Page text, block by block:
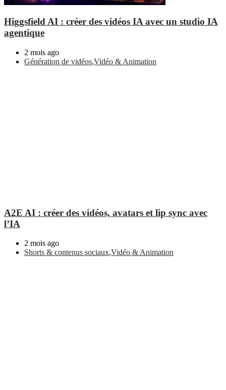
Higgsfield AI : créer des vidéos IA avec un studio IA
agentique
2 mois ago
Génération de vidéos,Vidéo & Animation
A2E AI : créer des vidéos, avatars et lip sync avec
l’IA
2 mois ago
Shorts & contenus sociaux,Vidéo & Animation